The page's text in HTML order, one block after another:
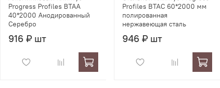
Progress Profiles BTAA
40*2000 Анодированный
Серебро
916 ₽ шт
Profiles BTAC 60*2000 мм
полированная
нержавеющая сталь
946 ₽ шт